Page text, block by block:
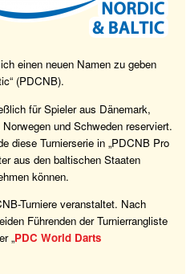
einen neuen Namen zu geben
(PDCNB).
für Spieler aus Dänemark,
und Schweden reserviert.
diese Turnierserie in „PDCNB Pro
aus den baltischen Staaten
können.
Turniere veranstaltet. Nach
Führenden der Turnierrangliste
„PDC World Darts